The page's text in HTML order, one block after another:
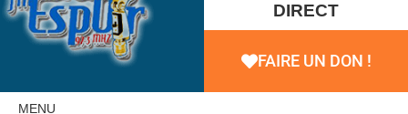
DIRECT
FAIRE UN DON !